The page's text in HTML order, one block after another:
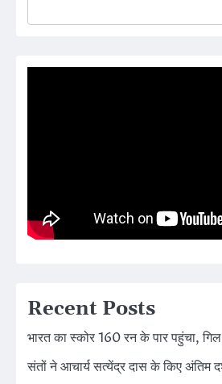
Recent Posts
भारत का स्कोर 160 रन के पार पहुंचा,
संतों ने आचार्य सत्येंद्र दास के किए अंतिम